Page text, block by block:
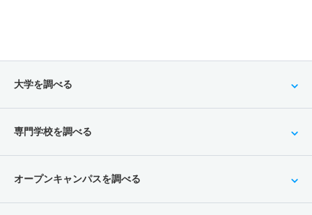
大学を調べる
専門学校を調べる
オープンキャンパスを調べる